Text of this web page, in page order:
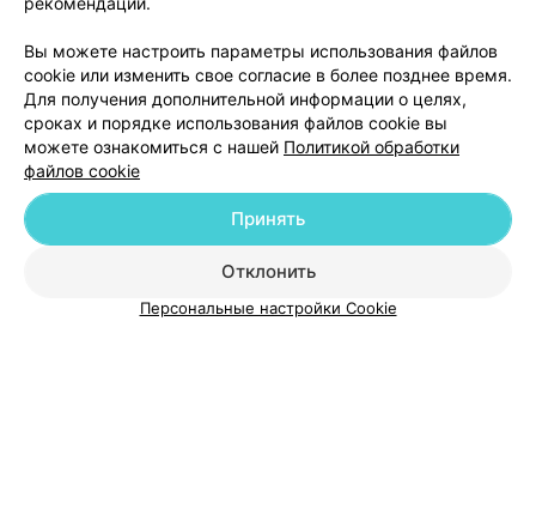
Добавить специалиста
Медицинский маркетинг
Публичный договор
Пользовательское соглашение
Способы оплаты
Вы можете настроить параметры использования файлов
cookie или изменить свое согласие в более позднее время.
Для получения дополнительной информации о целях,
сроках и порядке использования файлов cookie вы
можете ознакомиться с нашей Политикой обработки
файлов cookie
Отклонить
Принять
Персональные настройки Cookie